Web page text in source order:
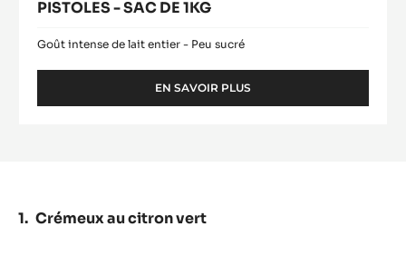
PISTOLES - SAC DE 1KG
Goût intense de lait entier - Peu sucré
EN SAVOIR PLUS
-
PISTOLES
-
Crémeux au citron vert